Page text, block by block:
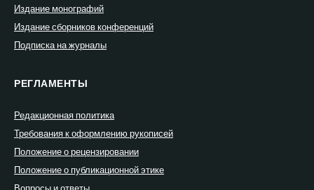
Издание монографий
Издание сборников конференций
Подписка на журналы
РЕГЛАМЕНТЫ
Редакционная политика
Требования к оформлению рукописей
Положение о рецензировании
Положение о публикационной этике
Вопросы и ответы